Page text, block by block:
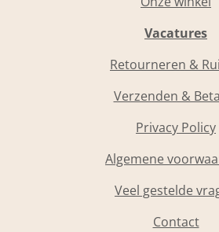
Vacatures
Retourneren &
Verzenden &
Privacy Policy
Algemene
Veel gestelde
Contact